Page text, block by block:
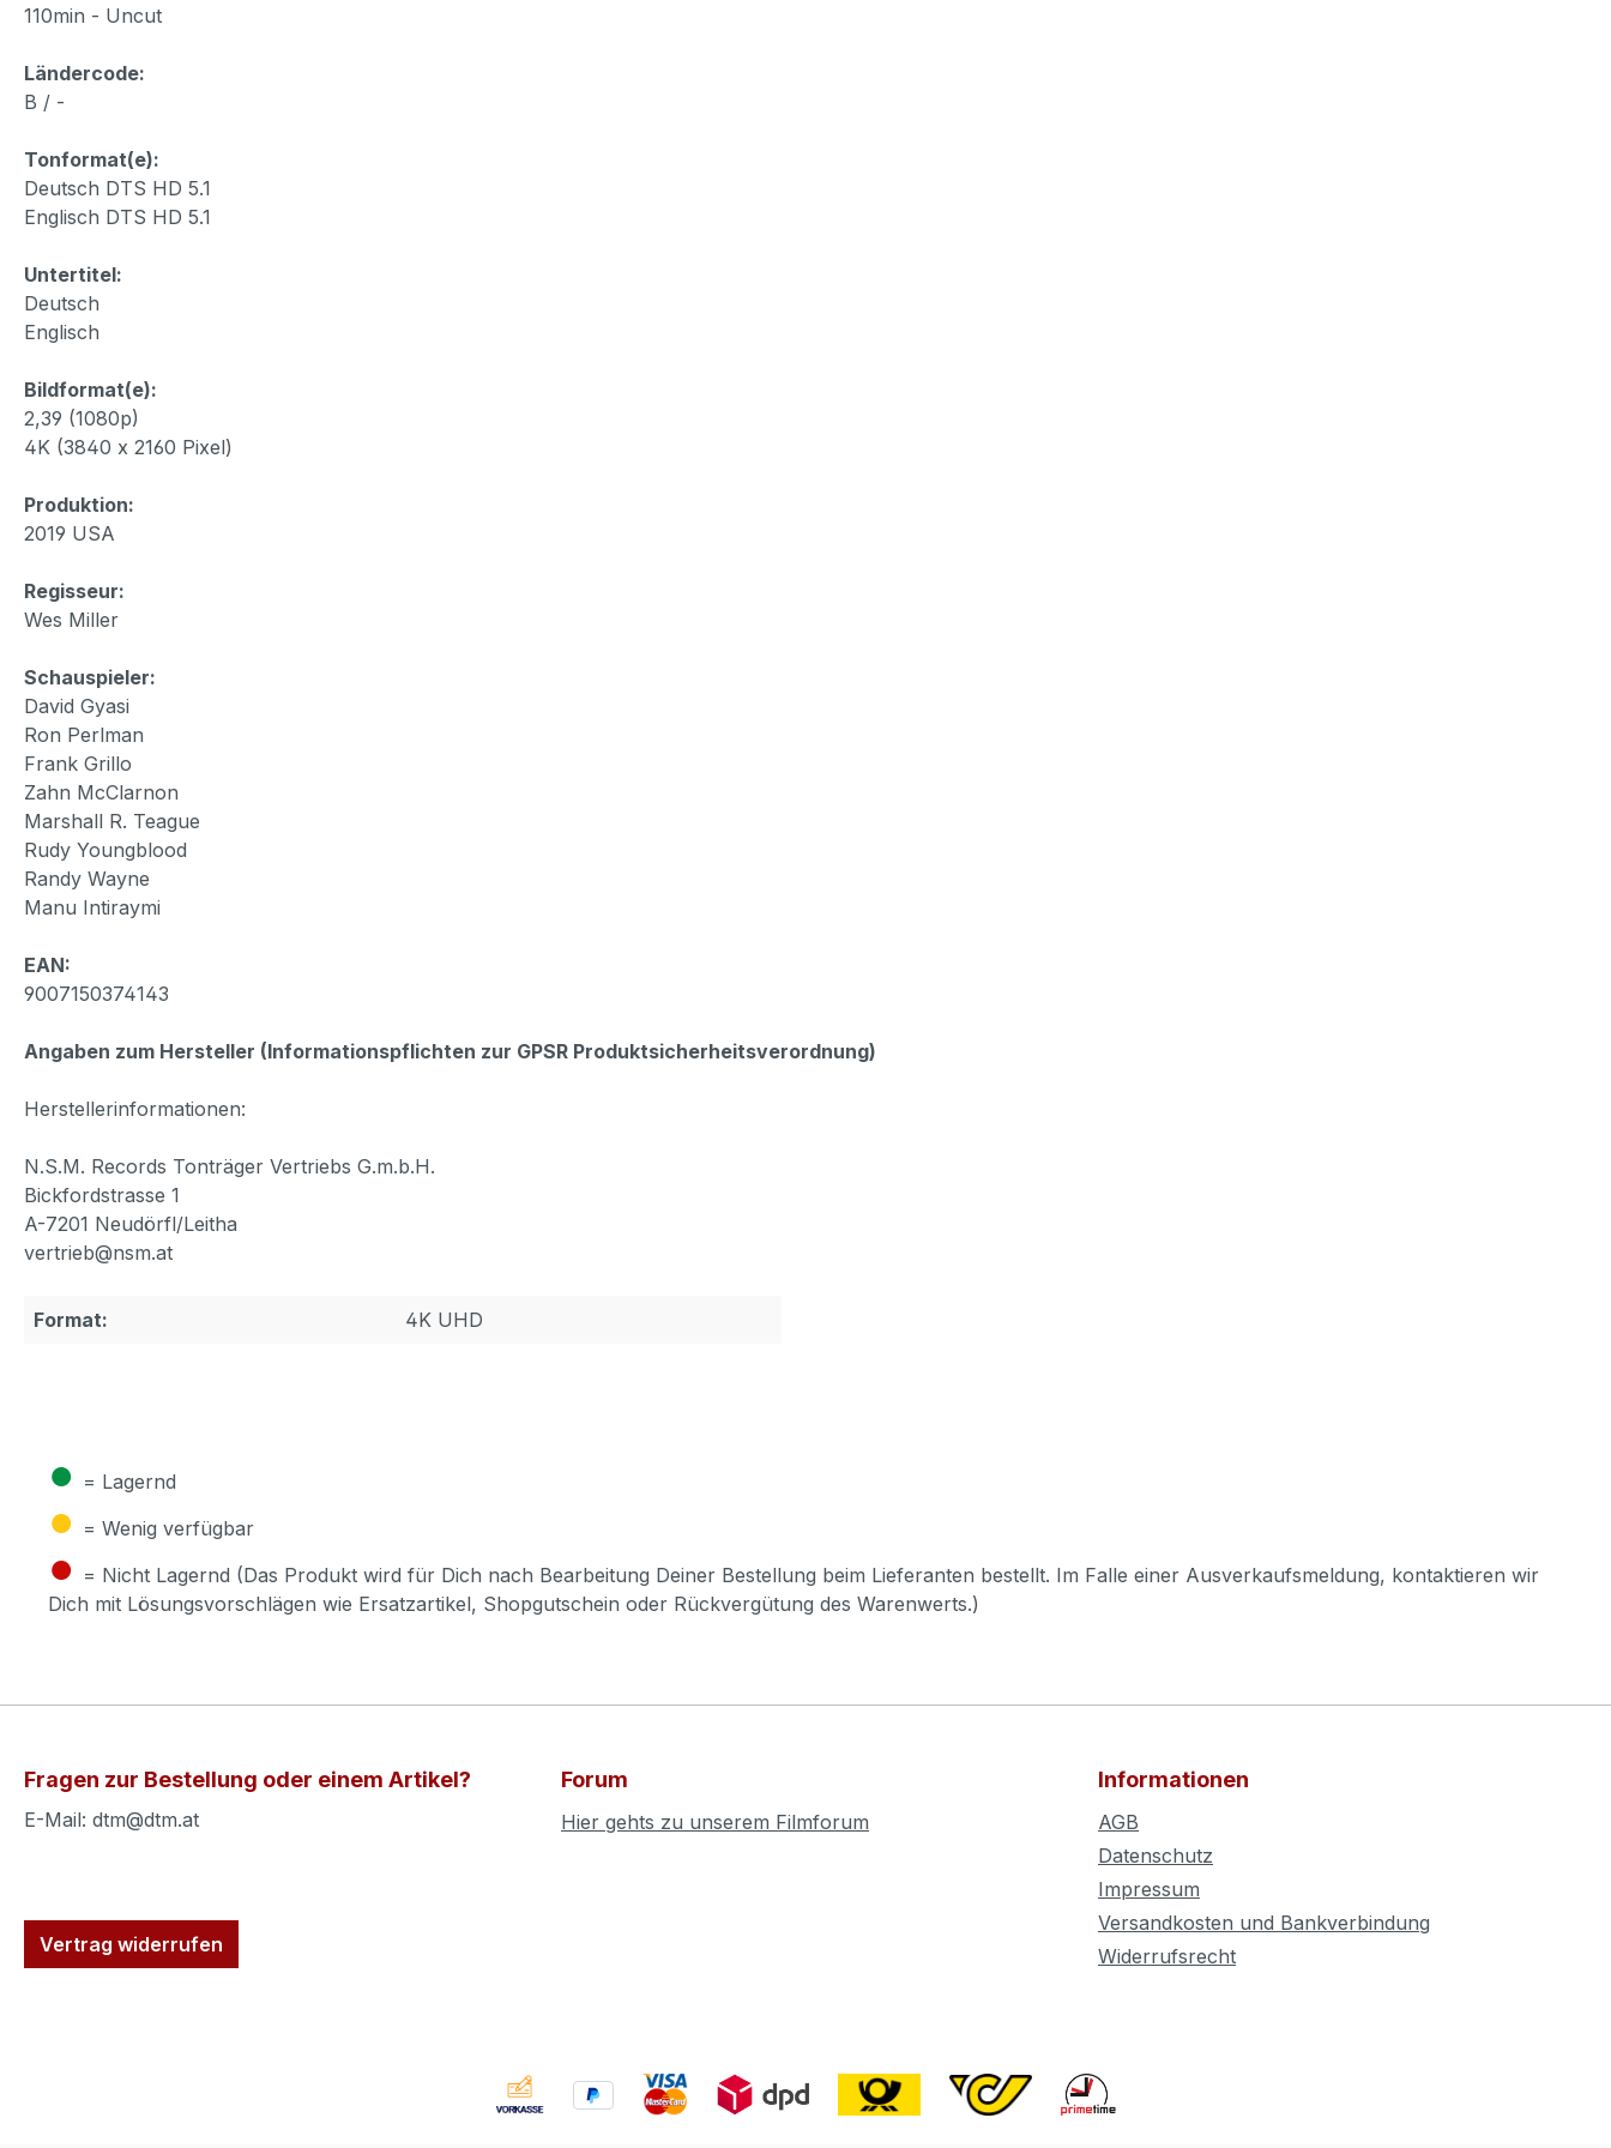
110min - Uncut
Ländercode:
B / -
Tonformat(e):
Deutsch DTS HD 5.1
Englisch DTS HD 5.1
Untertitel:
Deutsch
Englisch
Bildformat(e):
2,39 (1080p)
4K (3840 x 2160 Pixel)
Produktion:
2019 USA
Regisseur:
Wes Miller
Schauspieler:
David Gyasi
Ron Perlman
Frank Grillo
Zahn McClarnon
Marshall R. Teague
Rudy Youngblood
Randy Wayne
Manu Intiraymi
EAN:
9007150374143
Angaben zum Hersteller (Informationspflichten zur GPSR Produktsicherheitsverordnung)
Herstellerinformationen:
N.S.M. Records Tonträger Vertriebs G.m.b.H.
Bickfordstrasse 1
A-7201 Neudörfl/Leitha
vertrieb@nsm.at
Format: 4K UHD
● = Lagernd
● = Wenig verfügbar
● = Nicht Lagernd (Das Produkt wird für Dich nach Bearbeitung Deiner Bestellung beim Lieferanten bestellt. Im Falle einer Ausverkaufsmeldung, kontaktieren wir
Dich mit Lösungsvorschlägen wie Ersatzartikel, Shopgutschein oder Rückvergütung des Warenwerts.)
Fragen zur Bestellung oder einem Artikel?
E-Mail: dtm@dtm.at
Vertrag widerrufen
Forum
Hier gehts zu unserem Filmforum
Informationen
AGB
Datenschutz
Impressum
Versandkosten und Bankverbindung
Widerrufsrecht